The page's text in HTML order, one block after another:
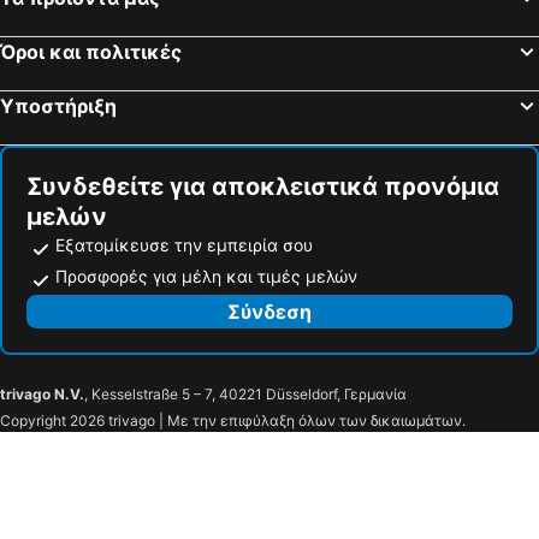
Beirut–Rafic Hariri International Airport
The Jerusalem Theatre
Nakhalat Shiv'a
Elie Saab Store
Park Hayarkon
Όροι και πολιτικές
Υποστήριξη
Συνδεθείτε για αποκλειστικά προνόμια
μελών
Εξατομίκευσε την εμπειρία σου
Προσφορές για μέλη και τιμές μελών
Σύνδεση
trivago N.V., Kesselstraße 5 – 7, 40221 Düsseldorf, Γερμανία
Copyright 2026 trivago | Με την επιφύλαξη όλων των δικαιωμάτων.